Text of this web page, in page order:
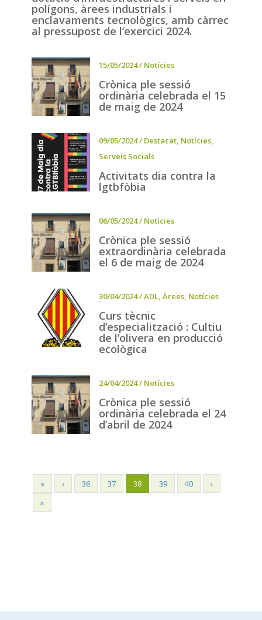
polígons, àrees industrials i
enclavaments tecnològics, amb càrrec
al pressupost de l’exercici 2024.
15/05/2024/ Notícies
Crònica ple sessió
ordinària celebrada el 15
de maig de 2024
09/05/2024/ Destacat, Notícies,
Serveis Socials
Activitats dia contra la
lgtbfòbia
06/05/2024/ Notícies
Crònica ple sessió
extraordinària celebrada
el 6 de maig de 2024
30/04/2024/ADL, Àrees, Notícies
Curs tècnic
d’especialització : Cultiu
de l’olivera en producció
ecològica
24/04/2024/ Notícies
Crònica ple sessió
ordinària celebrada el 24
d’abril de 2024
« ‹ 36 37 38 39 40
›
»